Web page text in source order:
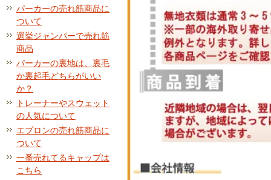
パーカーの売れ筋商品に
ついて
選挙ジャンパーで売れ筋
商品
パーカーの裏地は、裏毛
か裏起毛どちらがいい
か？
トレーナーやスウェット
の人気について
エプロンの売れ筋商品に
ついて
一番売れてるキャップは
こちら